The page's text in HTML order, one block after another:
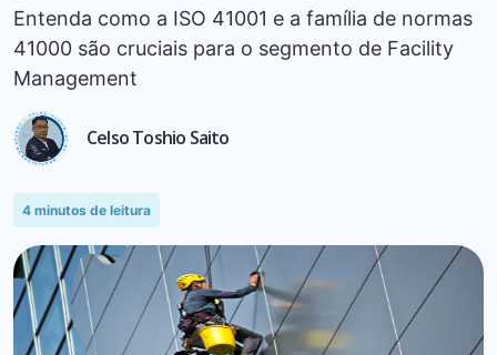
Entenda como a ISO 41001 e a família de normas
41000 são cruciais para o segmento de Facility
Management
Celso Toshio Saito
4 minutos de leitura